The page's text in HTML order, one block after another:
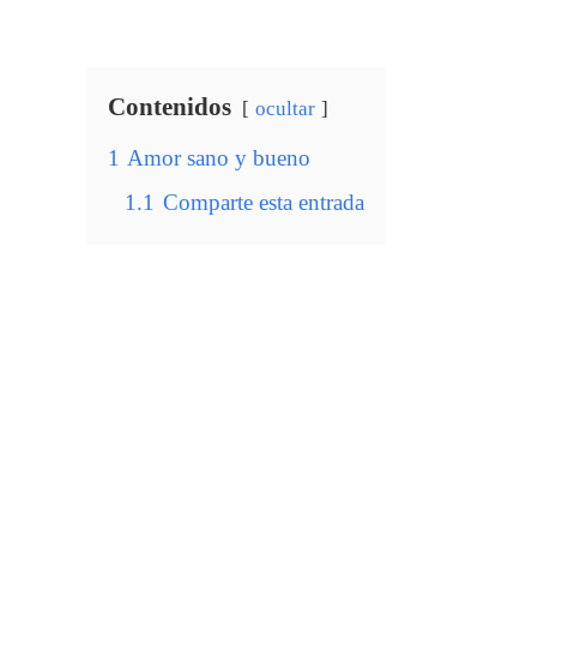
Contenidos ocultar
1 Amor sano y bueno
1.1 Comparte esta entrada